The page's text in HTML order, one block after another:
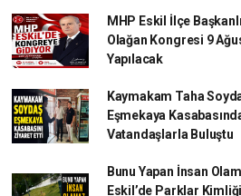
MHP Eskil İlçe
Olağan Kongresi 9
Yapılacak
Kaymakam Taha
Eşmekaya
Vatandaşlarla Buluştu
Bunu Yapan İnsan
Eskil’de Parklar Kimliği